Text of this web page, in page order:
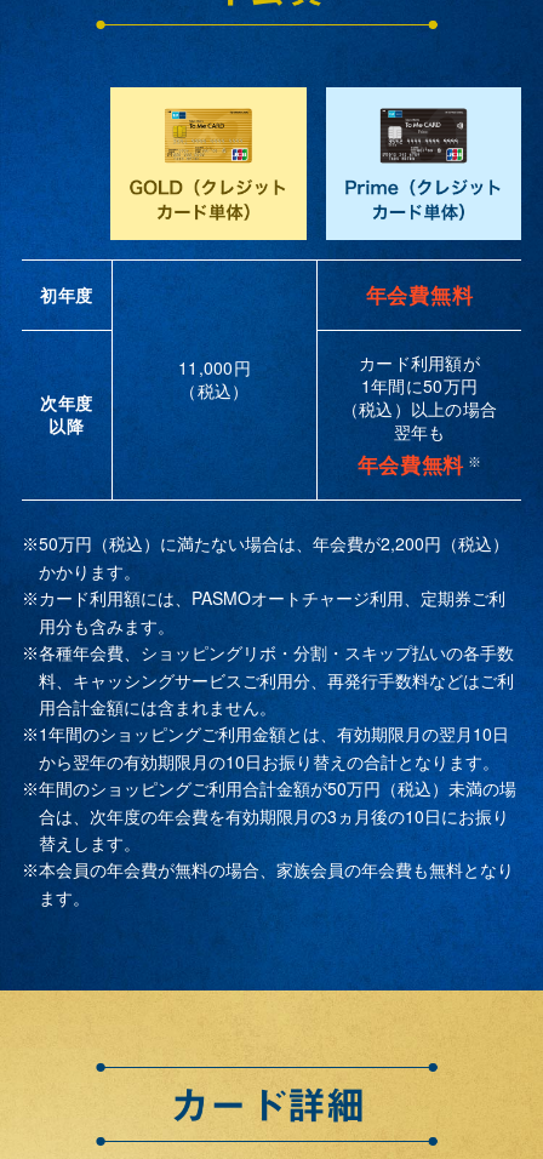
初年度
11,000円
（税込）
年会費無料
次年度
以降
カード利用額が
1年間に50万円
（税込）以上の場合
翌年も
年会費無料 ※
※50万円（税込）に満たない場合は、年会費が2,200円（税込）
かかります。
※カード利用額には、PASMOオートチャージ利用、定期券ご利
用分も含みます。
※各種年会費、ショッピングリボ・分割・スキップ払いの各手数
料、キャッシングサービスご利用分、再発行手数料などはご利
用合計金額には含まれません。
※1年間のショッピングご利用金額とは、有効期限月の翌月10日
から翌年の有効期限月の10日お振り替えの合計となります。
※年間のショッピングご利用合計金額が50万円（税込）未満の場
合は、次年度の年会費を有効期限月の3ヵ月後の10日にお振り
替えします。
※本会員の年会費が無料の場合、家族会員の年会費も無料となり
ます。